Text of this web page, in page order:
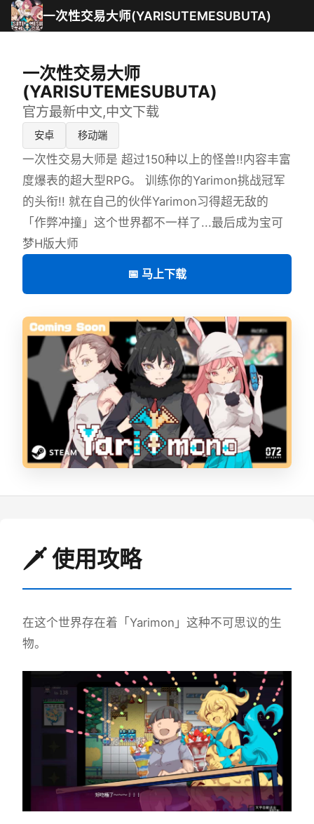
一次性交易大师(YARISUTEMESUBUTA)
一次性交易大师
(YARISUTEMESUBUTA)
官方最新中文,中文下载
安卓 移动端
一次性交易大师是 超过150种以上的怪兽!!内容丰富
度爆表的超大型RPG。 训练你的Yarimon挑战冠军
的头衔!! 就在自己的伙伴Yarimon习得超无敌的
「作弊冲撞」这个世界都不一样了...最后成为宝可
梦H版大师
📅 马上下载
🗡️ 使用攻略
在这个世界存在着「Yarimon」这种不可思议的生
物。